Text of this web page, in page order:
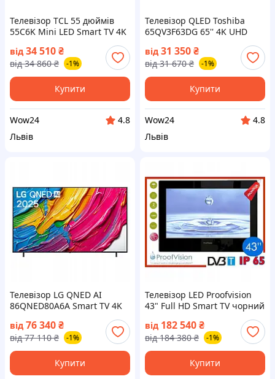
Телевізор TCL 55 дюймів
55C6K Mini LED Smart TV 4K
Atmos (на📦Замовлення)
від 34 510₴
від 34 860 ₴ -1%
Купити
Wow24
4.8
Львів
Телевізор QLED Toshiba
65QV3F63DG 65'' 4K UHD
HDR Smart TV VIDAA HDMI
2.1 (на📦Замовлення)
від 31 350₴
від 31 670 ₴ -1%
Купити
Wow24
4.8
Львів
Телевізор LG QNED AI
86QNED80A6A Smart TV 4K
UHD webOS Wi-Fi чорний
(на📦Замовлення)
від 76 340₴
від 77 110 ₴ -1%
Купити
Телевізор LED Proofvision
43" Full HD Smart TV чорний
від 182 540₴
від 184 380 ₴ -1%
Купити